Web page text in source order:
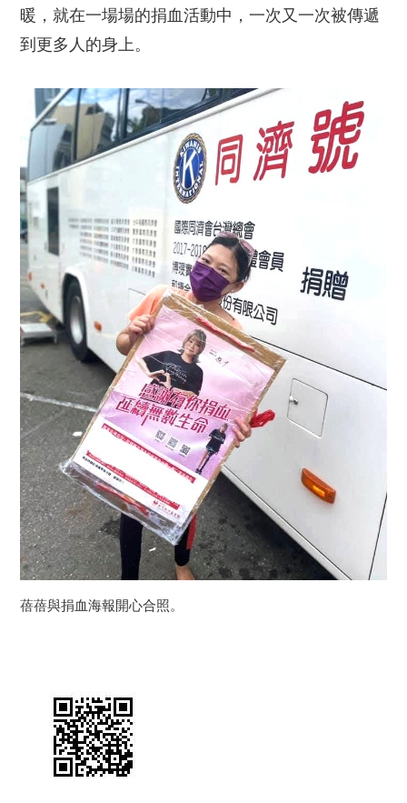
暖，就在一場場的捐血活動中，一次又一次被傳遞
到更多人的身上。
蓓蓓與捐血海報開心合照。